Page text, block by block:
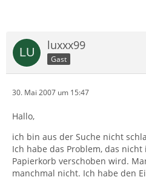
luxxx99
Gast
30. Mai 2007 um 15:47
Hallo,
ich bin aus der Suche nicht
Ich habe das Problem, das
Papierkorb verschoben wird.
manchmal nicht. Ich habe den